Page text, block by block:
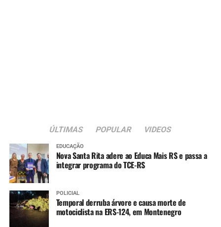
ÚLTIMAS POPULAR VIDEOS
EDUCAÇÃO
Nova Santa Rita adere ao Educa Mais RS e passa a
integrar programa do TCE-RS
POLICIAL
Temporal derruba árvore e causa morte de
motociclista na ERS-124, em Montenegro